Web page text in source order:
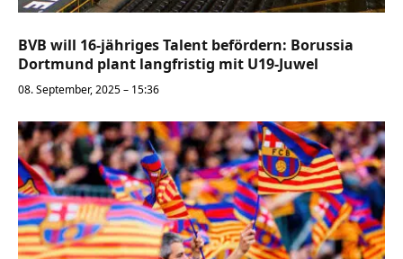
BVB will 16-jähriges Talent befördern: Borussia
Dortmund plant langfristig mit U19-Juwel
08. September, 2025 – 15:36